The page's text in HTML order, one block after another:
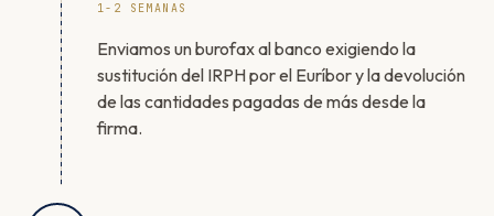
1-2 SEMANAS
Enviamos un burofax al banco exigiendo la
sustitución del IRPH por el Euríbor y la devolución
de las cantidades pagadas de más desde la
firma.